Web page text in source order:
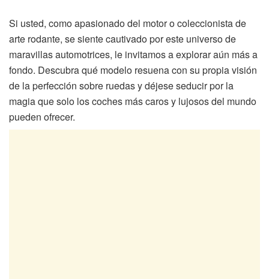
Si usted, como apasionado del motor o coleccionista de
arte rodante, se siente cautivado por este universo de
maravillas automotrices, le invitamos a explorar aún más a
fondo. Descubra qué modelo resuena con su propia visión
de la perfección sobre ruedas y déjese seducir por la
magia que solo los coches más caros y lujosos del mundo
pueden ofrecer.